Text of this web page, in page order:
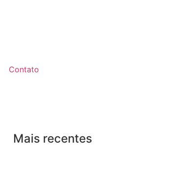
Contato
Mais recentes